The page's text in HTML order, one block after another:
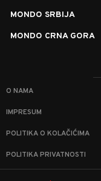
MONDO SRBIJA
MONDO CRNA GORA
O NAMA
IMPRESUM
POLITIKA O KOLAČIĆIMA
POLITIKA PRIVATNOSTI